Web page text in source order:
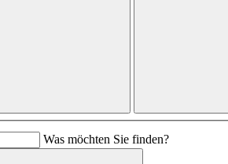
Was möchten Sie finden?